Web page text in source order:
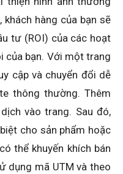
hàng của bạn sẽ
tư (ROI) của các hoạt
của bạn. Với một trang
cập và chuyển đổi dễ
thông thường. Thêm
vào trang. Sau đó,
cho sản phẩm hoặc
thể khuyến khích bán
dụng mã UTM và theo